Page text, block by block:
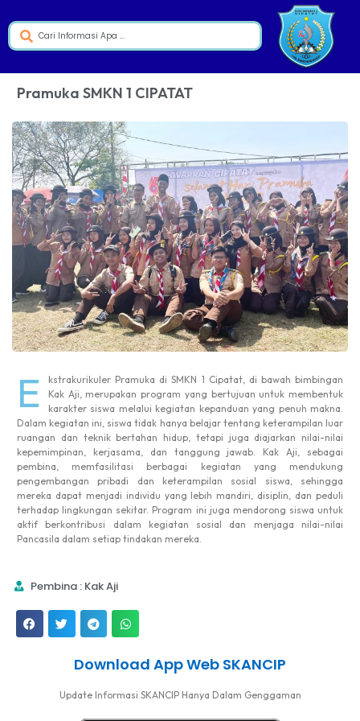
Pramuka SMKN 1 CIPATAT
E
kstrakurikuler Pramuka di SMKN 1 Cipatat, di bawah bimbingan
Kak Aji, merupakan program yang bertujuan untuk membentuk
karakter siswa melalui kegiatan kepanduan yang penuh makna.
Dalam kegiatan ini, siswa tidak hanya belajar tentang keterampilan luar
ruangan dan teknik bertahan hidup, tetapi juga diajarkan nilai-nilai
kepemimpinan, kerjasama, dan tanggung jawab. Kak Aji, sebagai
pembina, memfasilitasi berbagai kegiatan yang mendukung
pengembangan pribadi dan keterampilan sosial siswa, sehingga
mereka dapat menjadi individu yang lebih mandiri, disiplin, dan peduli
terhadap lingkungan sekitar. Program ini juga mendorong siswa untuk
aktif berkontribusi dalam kegiatan sosial dan menjaga nilai-nilai
Pancasila dalam setiap tindakan mereka.
Pembina : Kak Aji
Download App Web SKANCIP
Update Informasi SKANCIP Hanya Dalam Genggaman